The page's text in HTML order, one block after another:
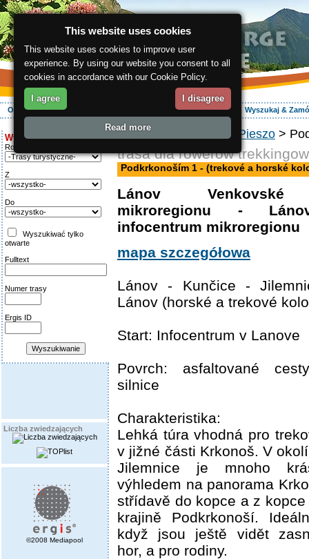
O regionie Aktywnie Zakwaterowanie Wyszukaj &
Wyszukiwanie:
Rodzaj trasy
Z
Do
Wyszukiwać tylko
otwarte
Fulltext
Numer trasy
Ergis ID
Liczba zwiedzających
©2008 Mediapool
ergis.cz > Pieszo >
trasa dla rowerów
Podkrkonoším 1 - (trekové a horské
Lánov Venkovské
mikroregionu -
infocentrum mikroregionu
mapa szczegółowa
Lánov - Kunčice -
Lánov (horské a trekové
Start: Infocentrum v Lanove
Povrch: asfaltované
silnice
Charakteristika:
Lehká túra vhodná pro
v jižné části Krkonoš. V
Jilemnice je mnoho
výhledem na panorama
střídavě do kopce a z
krajině Podkrkonoší.
když jsou ještě vidět
hor, a pro rodiny.
This website uses cookies
This website uses cookies to improve user
experience. By using our website you consent to all
cookies in accordance with our Cookie Policy.
I agree I disagree
Read more